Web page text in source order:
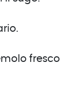
fresco